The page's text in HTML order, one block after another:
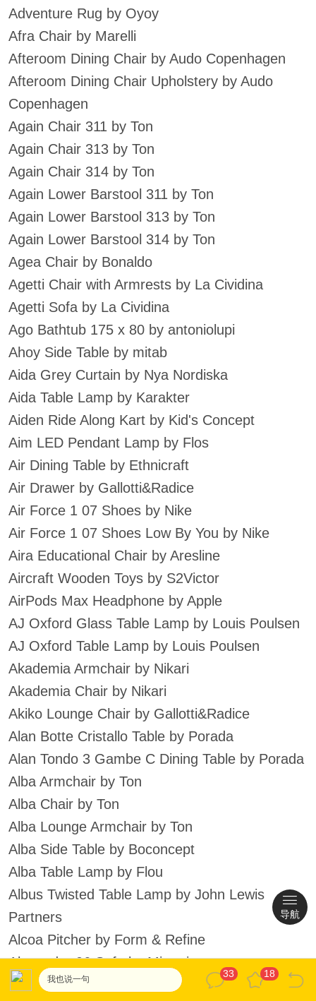
Adventure Rug by Oyoy
Afra Chair by Marelli
Afteroom Dining Chair by Audo Copenhagen
Afteroom Dining Chair Upholstery by Audo
Copenhagen
Again Chair 311 by Ton
Again Chair 313 by Ton
Again Chair 314 by Ton
Again Lower Barstool 311 by Ton
Again Lower Barstool 313 by Ton
Again Lower Barstool 314 by Ton
Agea Chair by Bonaldo
Agetti Chair with Armrests by La Cividina
Agetti Sofa by La Cividina
Ago Bathtub 175 x 80 by antoniolupi
Ahoy Side Table by mitab
Aida Grey Curtain by Nya Nordiska
Aida Table Lamp by Karakter
Aiden Ride Along Kart by Kid's Concept
Aim LED Pendant Lamp by Flos
Air Dining Table by Ethnicraft
Air Drawer by Gallotti&Radice
Air Force 1 07 Shoes by Nike
Air Force 1 07 Shoes Low By You by Nike
Aira Educational Chair by Aresline
Aircraft Wooden Toys by S2Victor
AirPods Max Headphone by Apple
AJ Oxford Glass Table Lamp by Louis Poulsen
AJ Oxford Table Lamp by Louis Poulsen
Akademia Armchair by Nikari
Akademia Chair by Nikari
Akiko Lounge Chair by Gallotti&Radice
Alan Botte Cristallo Table by Porada
Alan Tondo 3 Gambe C Dining Table by Porada
Alba Armchair by Ton
Alba Chair by Ton
Alba Lounge Armchair by Ton
Alba Side Table by Boconcept
Alba Table Lamp by Flou
Albus Twisted Table Lamp by John Lewis
Partners
Alcoa Pitcher by Form & Refine
Alexander 06 Sofa by Minotti
Alexandra Mirror Drawers MannMade London
我也说一句
33 18
导航